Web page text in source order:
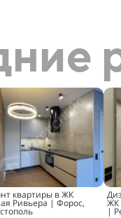
квартиры в ЖК
Ривьера | Форос, ЖК
|